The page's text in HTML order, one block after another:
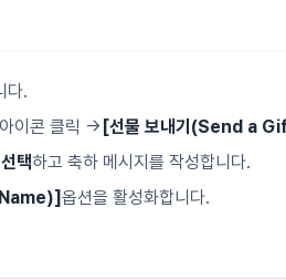
다.
아이콘 클릭 →[선물 보내기(Send a
택하고 축하 메시지를 작성합니다.
옵션을 활성화합니다.